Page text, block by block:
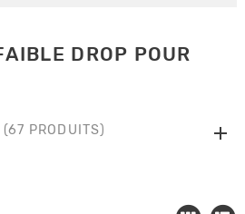
DROP POUR
(67 PRODUITS)